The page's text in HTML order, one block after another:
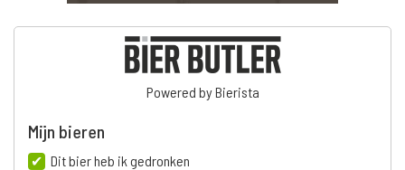
Powered by Bierista
Mijn bieren
Dit bier heb ik gedronken